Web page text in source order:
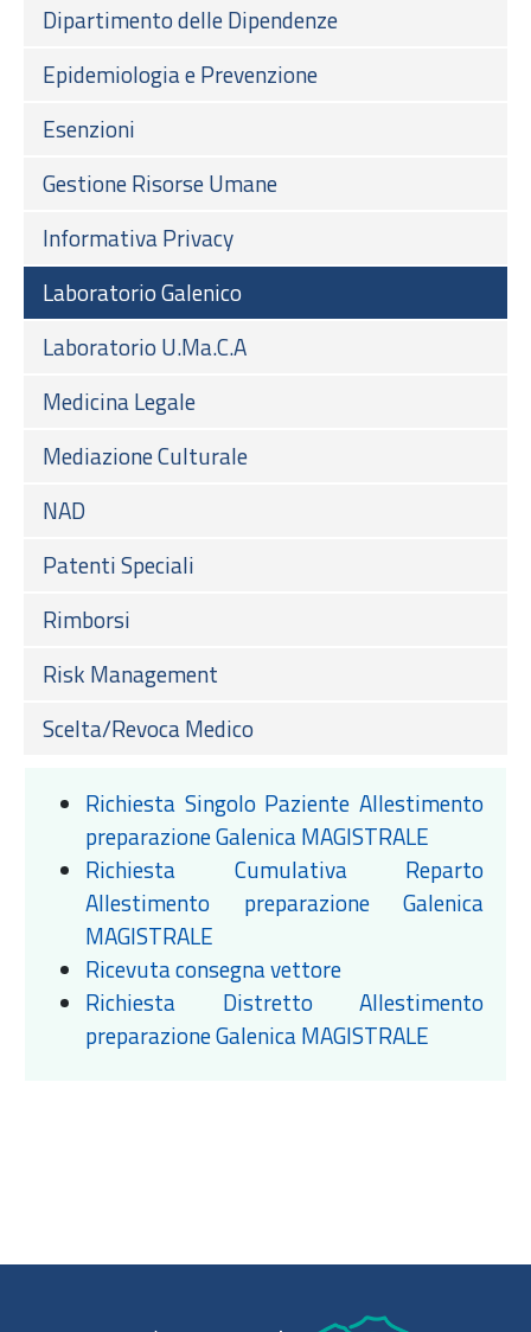
Dipartimento delle Dipendenze
Epidemiologia e Prevenzione
Esenzioni
Gestione Risorse Umane
Informativa Privacy
Laboratorio Galenico
Laboratorio U.Ma.C.A
Medicina Legale
Mediazione Culturale
NAD
Patenti Speciali
Rimborsi
Risk Management
Scelta/Revoca Medico
Richiesta Singolo Paziente Allestimento
preparazione Galenica MAGISTRALE
Richiesta Cumulativa Reparto
Allestimento preparazione Galenica
MAGISTRALE
Ricevuta consegna vettore
Richiesta Distretto Allestimento
preparazione Galenica MAGISTRALE